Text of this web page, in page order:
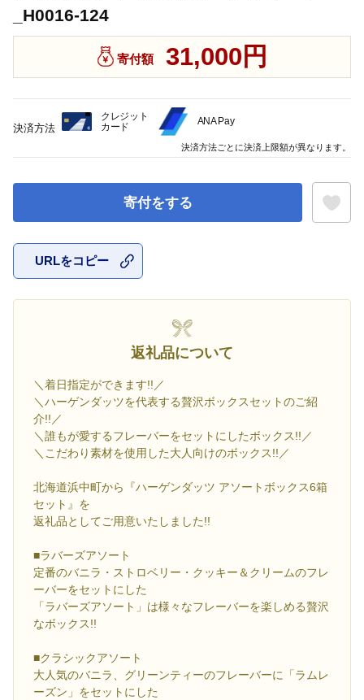
_H0016-124
寄付額 31,000円
寄付をする
URLをコピー
返礼品について
＼着日指定ができます!!／
＼ハーゲンダッツを代表する贅沢ボックスセットのご紹
介!!／
＼誰もが愛するフレーバーをセットにしたボックス!!／
＼こだわり素材を使用した大人向けのボックス!!／
北海道浜中町から『ハーゲンダッツ アソートボックス6箱
セット』を
返礼品としてご用意いたしました!!
■ラバーズアソート
定番のバニラ・ストロベリー・クッキー＆クリームのフレ
ーバーをセットにした
「ラバーズアソート」は様々なフレーバーを楽しめる贅沢
なボックス!!
■クラシックアソート
大人気のバニラ、グリーンティーのフレーバーに「ラムレ
ーズン」をセットにした
決済方法
クレジット
カード
ANA Pay
決済方法ごとに決済上限額が異なります。